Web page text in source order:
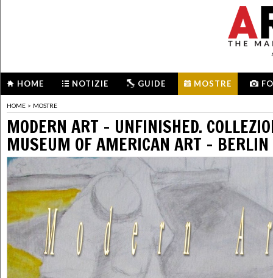
HOME NOTIZIE GUIDE MOSTRE
HOME > MOSTRE
MODERN ART – UNFINISHED.
MUSEUM OF AMERICAN ART – BERLIN